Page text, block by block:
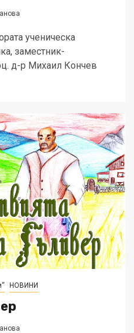
ученическа
заместник-
д-р Михаил Кончев
НОВИНИ